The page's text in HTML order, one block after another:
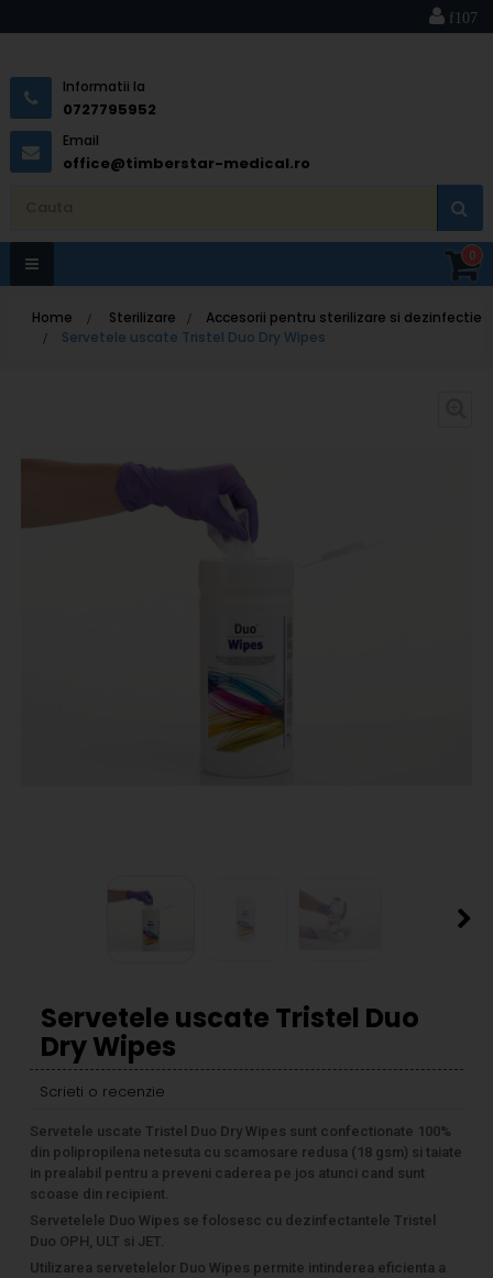
Informatii la
0727795952
Email
office@timberstar-medical.ro
navigation
0
Home > Sterilizare >
Accesorii pentru sterilizare si dezinfectie
>
Servetele uscate Tristel Duo Dry Wipes
Servetele uscate Tristel Duo
Dry Wipes
Scrieti o recenzie
Servetele uscate Tristel Duo Dry Wipes sunt confectionate 100%
din polipropilena netesuta cu scamosare redusa (18 gsm) si taiate
in prealabil pentru a preveni caderea pe jos atunci cand sunt
scoase din recipient.
Servetelele Duo Wipes se folosesc cu dezinfectantele Tristel
Duo OPH, ULT si JET.
Utilizarea servetelelor Duo Wipes permite intinderea eficienta a